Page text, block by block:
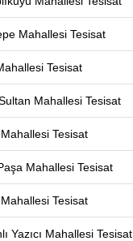
Mahallesi Tesisat
Tesisat
Mahallesi Tesisat
Tesisat
Mahallesi Tesisat
Tesisat
Yazıcı Mahallesi Tesisat